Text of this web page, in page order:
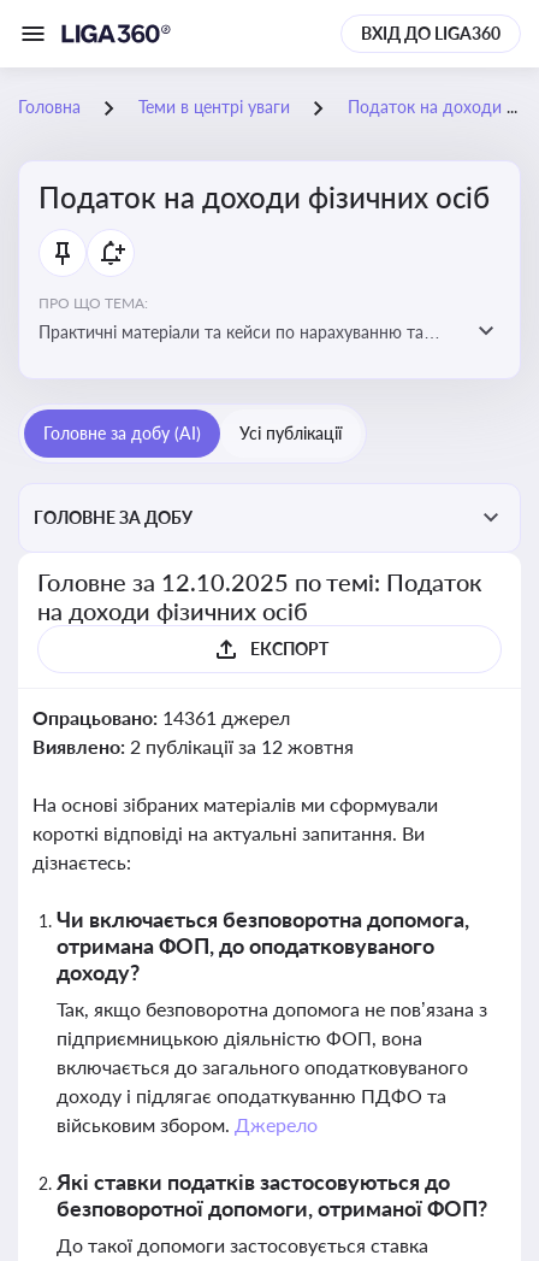
ВХІД ДО LIGA360
Головна Теми в центрі уваги Податок на доходи фізичних осіб
Податок на доходи фізичних осіб
ПРО ЩО ТЕМА:
Практичні матеріали та кейси по нарахуванню та
Головне за добу (AI) Усі публікації
ГОЛОВНЕ ЗА ДОБУ
Головне за 12.10.2025 по темі: Податок
на доходи фізичних осіб
ЕКСПОРТ
Опрацьовано: 14361 джерел
Виявлено: 2 публікації за 12 жовтня
На основі зібраних матеріалів ми сформували
короткі відповіді на актуальні запитання. Ви
дізнаєтесь:
Чи включається безповоротна допомога,
отримана ФОП, до оподатковуваного
доходу?
Так, якщо безповоротна допомога не пов’язана з
підприємницькою діяльністю ФОП, вона
включається до загального оподатковуваного
доходу і підлягає оподаткуванню ПДФО та
військовим збором. Джерело
Які ставки податків застосовуються до
безповоротної допомоги, отриманої ФОП?
До такої допомоги застосовується ставка